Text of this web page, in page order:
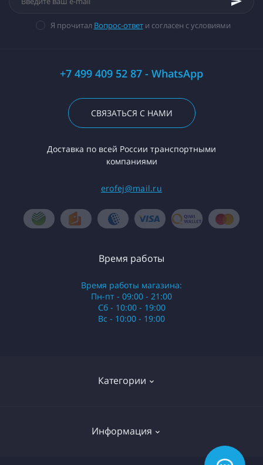
Я прочитал Вопрос-ответи согласен с условиями
+7 499 409 52 87 - WhatsApp
СВЯЗАТЬСЯ С НАМИ
Доставка по всей России транспортными
компаниями
erofej@mail.ru
Категории
Информация
Время работы
Время работы магазина:
Пн-пт - 09:00 - 21:00
Сб - 10:00 - 19:00
Вс - 10:00 - 19:00